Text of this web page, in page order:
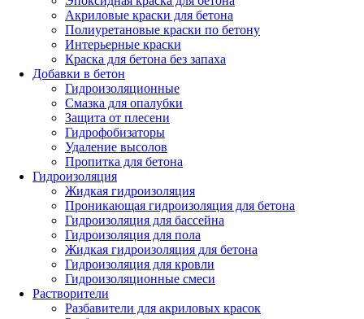
Акриловые краски для бетона
Полиуретановые краски по бетону
Интерьерные краски
Краска для бетона без запаха
Добавки в бетон
Гидроизоляционные
Смазка для опалубки
Защита от плесени
Гидрофобизаторы
Удаление высолов
Пропитка для бетона
Гидроизоляция
Жидкая гидроизоляция
Проникающая гидроизоляция для бетона
Гидроизоляция для бассейна
Гидроизоляция для пола
Жидкая гидроизоляция для бетона
Гидроизоляция для кровли
Гидроизоляционные смеси
Растворители
Разбавители для акриловых красок